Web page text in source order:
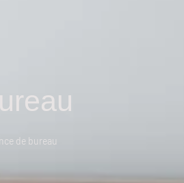
de bureau